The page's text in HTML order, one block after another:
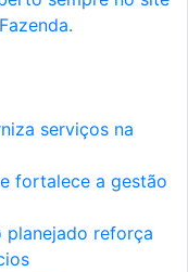
serviços na
fortalece a gestão
planejado reforça